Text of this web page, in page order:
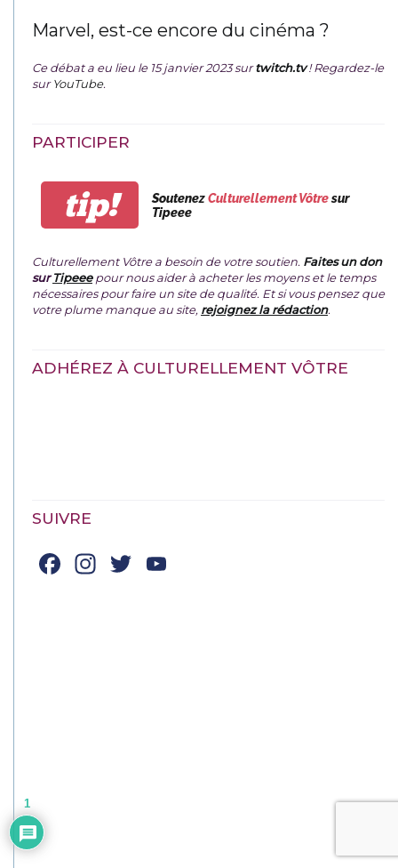
Marvel, est-ce encore du cinéma ?
Ce débat a eu lieu le 15 janvier 2023 surtwitch.tv ! Regardez-le
surYouTube.
PARTICIPER
tip! SoutenezCulturellement Vôtresur
Tipeee
Culturellement Vôtre a besoin de votre soutien. Faites un don
surTipeeepour nous aider à acheter les moyens et le temps
nécessaires pour faire un site de qualité. Et si vous pensez que
votre plume manque au site, rejoignez la rédaction.
ADHÉREZ À CULTURELLEMENT VÔTRE
SUIVRE
Facebook
Instagram
Twitter
1